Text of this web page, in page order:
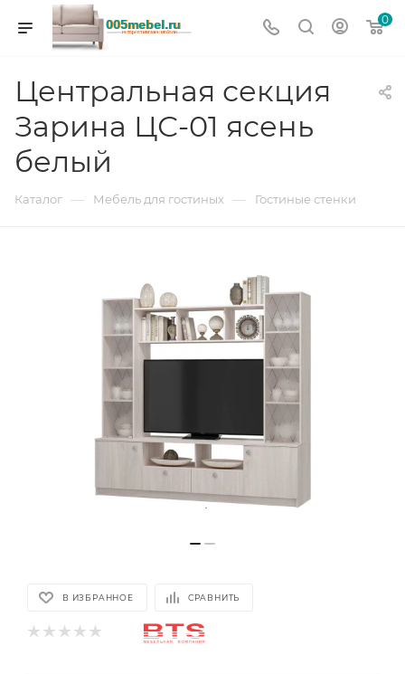
0
Центральная секция
Зарина ЦС-01 ясень
белый
Каталог — Мебель для гостиных — Гостиные стенки
В ИЗБРАННОЕ СРАВНИТЬ